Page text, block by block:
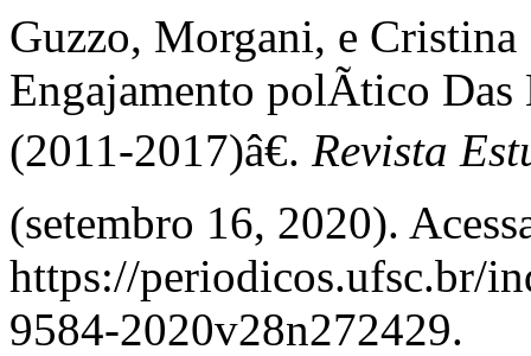
Guzzo, Morgani, e
Engajamento polÃ­tico Das
(2011-2017)â€. Revista
(setembro 16, 2020).
https://periodicos.ufsc.br/
9584-2020v28n272429.